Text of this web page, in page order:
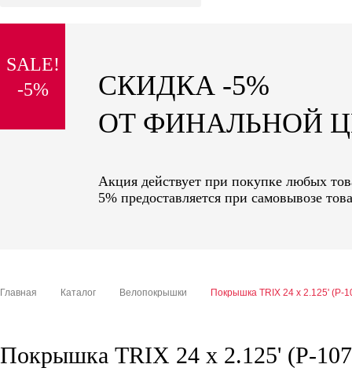
sale
надо брать
sale
SALE!
-5%
СКИДКА -5%
ОТ ФИНАЛЬНОЙ
Акция действует при покупке любых
5% предоставляется при самовывозе
Главная Каталог Велопокрышки Покрышка TRIX 24 x 2.125' (P-
Покрышка TRIX 24 x 2.125' (P-